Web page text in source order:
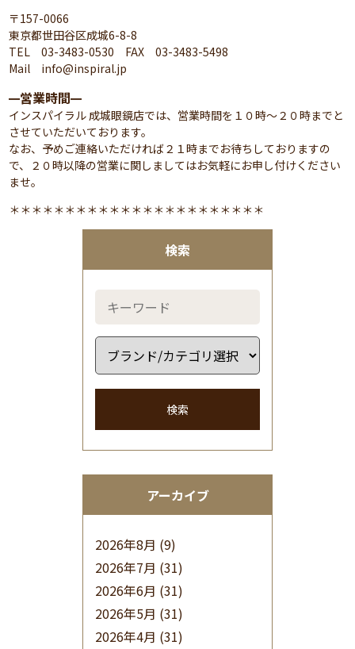
検索
検索
アーカイブ
2026年8月 (9)
2026年7月 (31)
2026年6月 (31)
2026年5月 (31)
2026年4月 (31)
〒157-0066
東京都世田谷区成城6-8-8
TEL 03-3483-0530 FAX 03-3483-5498
Mail info@inspiral.jp
━営業時間━
インスパイラル 成城眼鏡店では、営業時間を１０時～２０時までと
させていただいております。
なお、予めご連絡いただければ２１時までお待ちしておりますの
で、２０時以降の営業に関しましてはお気軽にお申し付けください
ませ。
＊＊＊＊＊＊＊＊＊＊＊＊＊＊＊＊＊＊＊＊＊＊＊